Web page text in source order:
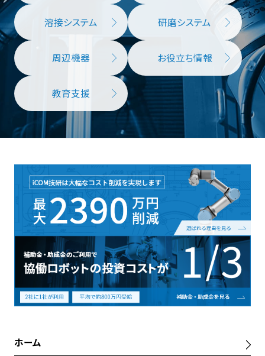
溶接システム 研磨システム
周辺機器 お役立ち情報
教育支援
ホーム